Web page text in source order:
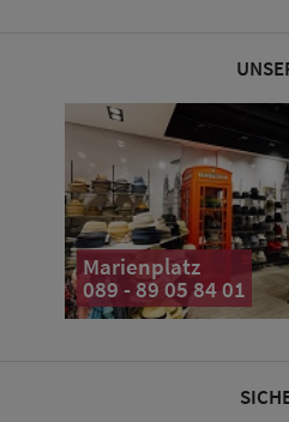
Marienplatz
089 - 89 05 84 01